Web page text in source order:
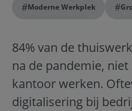
#Moderne Werkplek #
84% van de
na de pandemie,
kantoor werken.
digitalisering bij